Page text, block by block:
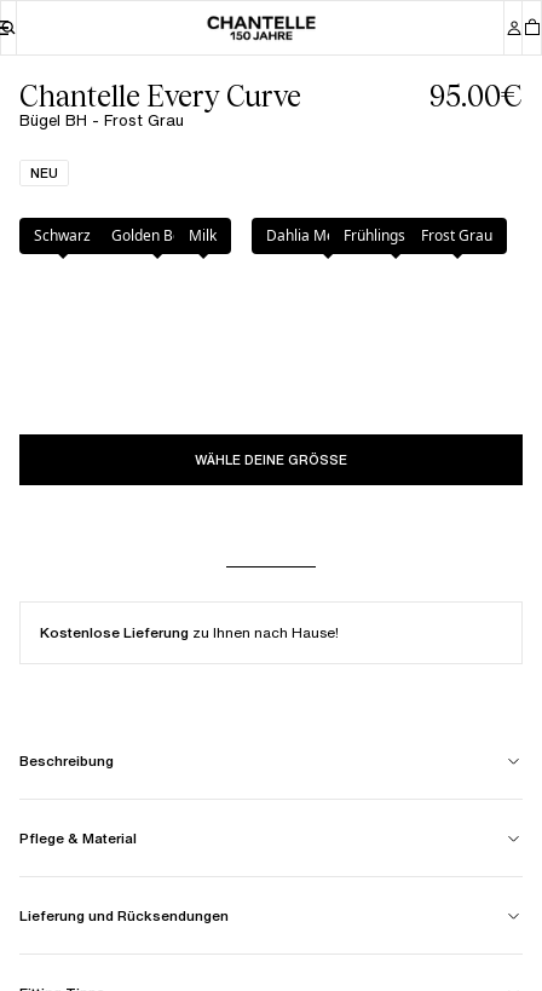
Chantelle Every Curve
Bügel BH - Frost Grau
95.00€
NEU
Farbe: Frost Grau
Schwarz Golden BeigeMilk Dahlia MehrfarbigFrühlingsblumeFrost Grau
WÄHLE DEINE GRÖSSE
Kostenlose Lieferung zu Ihnen nach Hause!
Beschreibung
Pflege & Material
Lieferung und Rücksendungen